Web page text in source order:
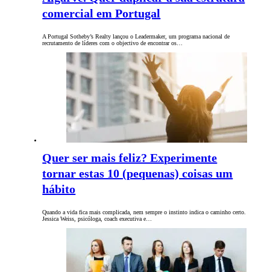
comercial em Portugal
A Portugal Sotheby’s Realty lançou o Leadermaker, um programa nacional de
recrutamento de líderes com o objectivo de encontrar os…
Quer ser mais feliz? Experimente
tornar estas 10 (pequenas) coisas um
hábito
Quando a vida fica mais complicada, nem sempre o instinto indica o caminho certo.
Jessica Weiss, psicóloga, coach executiva e…